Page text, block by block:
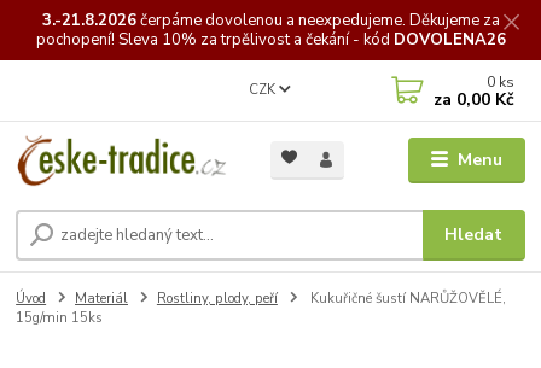
3.-21.8.2026čerpámedovolenou a neexpedujeme. Děkujeme za
pochopení! Sleva 10% za trpělivost a čekání - kód DOVOLENA26
Menu
CZK
Hledat
0 ks
za 0,00 Kč
Úvod Materiál Rostliny, plody, peří
Kukuřičné šustí NARŮŽOVĚLÉ,
15g/min 15ks